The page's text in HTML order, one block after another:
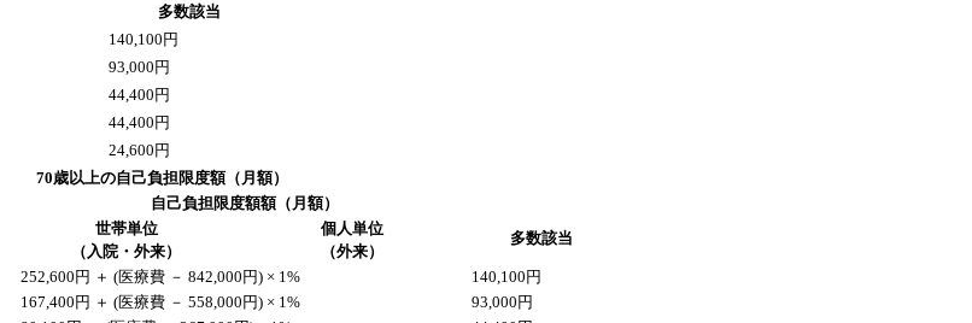
多数該当
140,100円
93,000円
44,400円
44,400円
24,600円
70歳以上の自己負担限度額（月額）
自己負担限度額額（月額）
多数該当
世帯単位
（入院・外来）
個人単位
（外来）
252,600円 ＋ (医療費 － 842,000円) × 1%
140,100円
167,400円 ＋ (医療費 － 558,000円) × 1%
93,000円